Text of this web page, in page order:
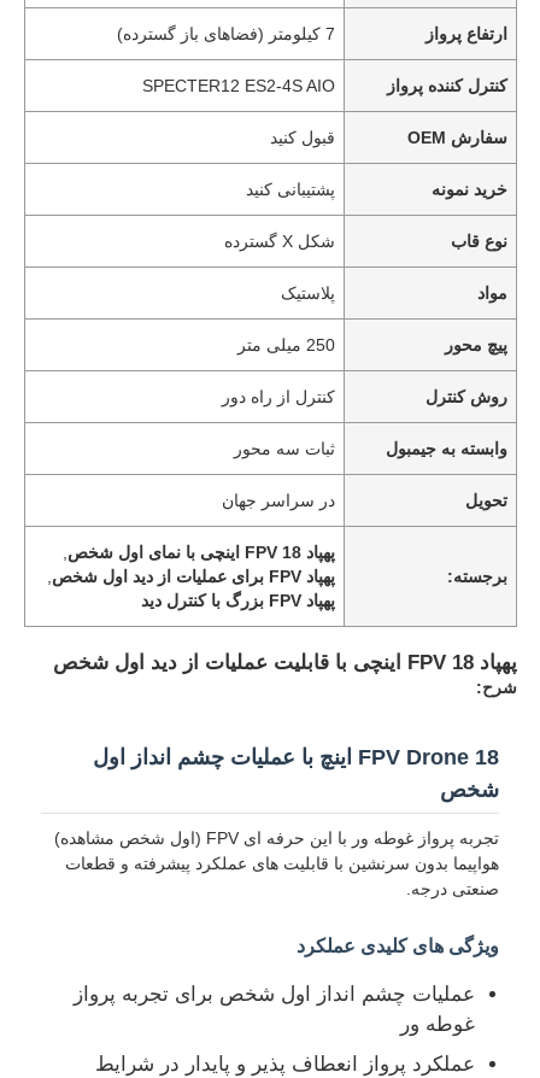
محصولات
درباره ما
ارتفاع پرواز 7 کیلومتر (فضاهای باز گسترده)
کنترل کننده پرواز SPECTER12 ES2-4S AIO
سفارش OEM قبول کنید
خرید نمونه پشتیبانی کنید
نوع قاب شکل X گسترده
مواد پلاستیک
پیچ محور 250 میلی متر
روش کنترل کنترل از راه دور
وابسته به جیمبول ثبات سه محور
تحویل در سراسر جهان
برجسته:
پهپاد FPV 18 اینچی با نمای اول شخص
پهپاد FPV برای عملیات از دید اول شخص
پهپاد FPV بزرگ با کنترل دید
پهپاد FPV 18 اینچی با قابلیت عملیات از دید اول شخص
شرح:
FPV Drone 18 اینچ با عملیات چشم انداز اول
شخص
تجربه پرواز غوطه ور با این حرفه ای FPV (اول شخص مشاهده)
هواپیما بدون سرنشین با قابلیت های عملکرد پیشرفته و قطعات
صنعتی درجه.
ویژگی های کلیدی عملکرد
عملیات چشم انداز اول شخص برای تجربه پرواز
غوطه ور
عملکرد پرواز انعطاف پذیر و پایدار در شرایط